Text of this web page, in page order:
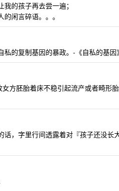
的孩子再去尝一遍；
闲言碎语。。。
的复制基因的暴政。-《自私的基因
方胚胎着床不稳引起流产或者畸形
，字里行间透露着对『孩子还没长